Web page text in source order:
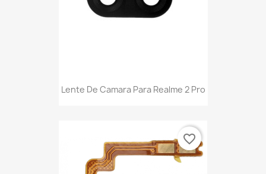
Lente De Camara Para Realme 2 Pro
favorite_border